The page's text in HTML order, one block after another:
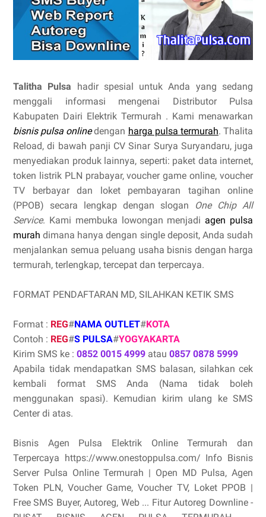
Talitha Pulsa hadir spesial untuk Anda yang sedang
menggali informasi mengenai Distributor Pulsa
Kabupaten Dairi Elektrik Termurah . Kami menawarkan
bisnis pulsa onlinedengan harga pulsa termurah. Thalita
Reload, di bawah panji CV Sinar Surya Suryandaru, juga
menyediakan produk lainnya, seperti: paket data internet,
token listrik PLN prabayar, voucher game online, voucher
TV berbayar dan loket pembayaran tagihan online
(PPOB) secara lengkap dengan slogan
One Chip All
Service. Kami membuka lowongan menjadi agen pulsa
murah dimana hanya dengan single deposit, Anda sudah
menjalankan semua peluang usaha bisnis dengan harga
termurah, terlengkap, tercepat dan terpercaya.
FORMAT PENDAFTARAN MD, SILAHKAN KETIK SMS
Format : REG#NAMA OUTLET#KOTA
Contoh : REG#S PULSA#YOGYAKARTA
Kirim SMS ke : 0852 0015 4999 atau 0857 0878 5999
Apabila tidak mendapatkan SMS balasan, silahkan cek
kembali format SMS Anda (Nama tidak boleh
menggunakan spasi). Kemudian kirim ulang ke SMS
Center di atas.
Bisnis Agen Pulsa Elektrik Online Termurah dan
Terpercaya https://www.onestoppulsa.com/ Info Bisnis
Server Pulsa Online Termurah | Open MD Pulsa, Agen
Token PLN, Voucher Game, Voucher TV, Loket PPOB |
Free SMS Buyer, Autoreg, Web ... Fitur Autoreg Downline -